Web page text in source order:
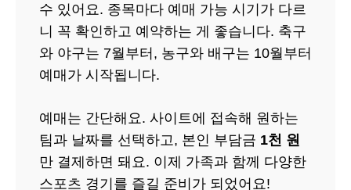
수 있어요. 종목마다 예매 가능 시기가 다르
니 꼭 확인하고 예약하는 게 좋습니다. 축구
와 야구는 7월부터, 농구와 배구는 10월부터
예매가 시작됩니다.
예매는 간단해요. 사이트에 접속해 원하는
팀과 날짜를 선택하고, 본인 부담금 1천 원
만 결제하면 돼요. 이제 가족과 함께 다양한
스포츠 경기를 즐길 준비가 되었어요!